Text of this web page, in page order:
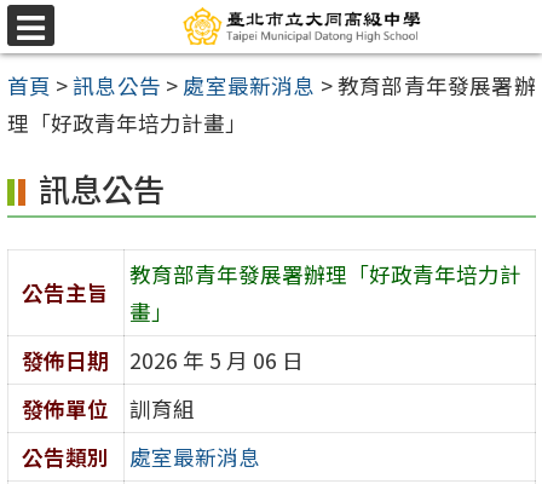
跳
至
主
要
容
區
選
單
首頁 >訊息公告 > 處室最新消息 >教育部青年發展署辦
理「好政青年培力計畫」
訊息公告
公告主旨
教育部青年發展署辦理「好政青年培力計
畫」
發佈日期
2026 年 5 月 06 日
發佈單位
訓育組
公告類別
處室最新消息